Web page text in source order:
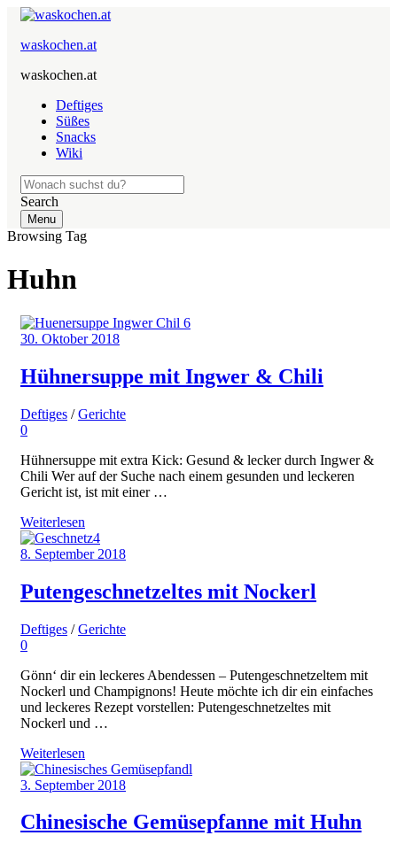
waskochen.at
waskochen.at
Deftiges
Süßes
Snacks
Wiki
Search
Menu
Browsing Tag
Huhn
30. Oktober 2018
Hühnersuppe mit Ingwer & Chili
Deftiges /Gerichte
0
Hühnersuppe mit extra Kick: Gesund & lecker durch Ingwer &
Chili Wer auf der Suche nach einem gesunden und leckeren
Gericht ist, ist mit einer …
Weiterlesen
8. September 2018
Putengeschnetzeltes mit Nockerl
Deftiges /Gerichte
0
Gönn‘ dir ein leckeres Abendessen – Putengeschnetzeltem mit
Nockerl und Champignons! Heute möchte ich dir ein einfaches
und leckeres Rezept vorstellen: Putengeschnetzeltes mit
Nockerl und …
Weiterlesen
3. September 2018
Chinesische Gemüsepfanne mit Huhn